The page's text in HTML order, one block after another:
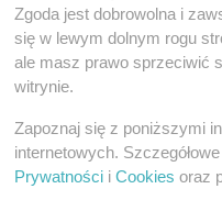
zagrania na
Przegląd
w Słowianinie
mogą zyskać jedną z
by szerzej zaistnieć
W Słowia...
3 miesiące temu
Zgoda jest dobrowolna i
się w lewym dolnym rogu
ale masz prawo sprzeciwić
witrynie.
Zapoznaj się z poniższymi
internetowych.
Prywatności i Cookies oraz